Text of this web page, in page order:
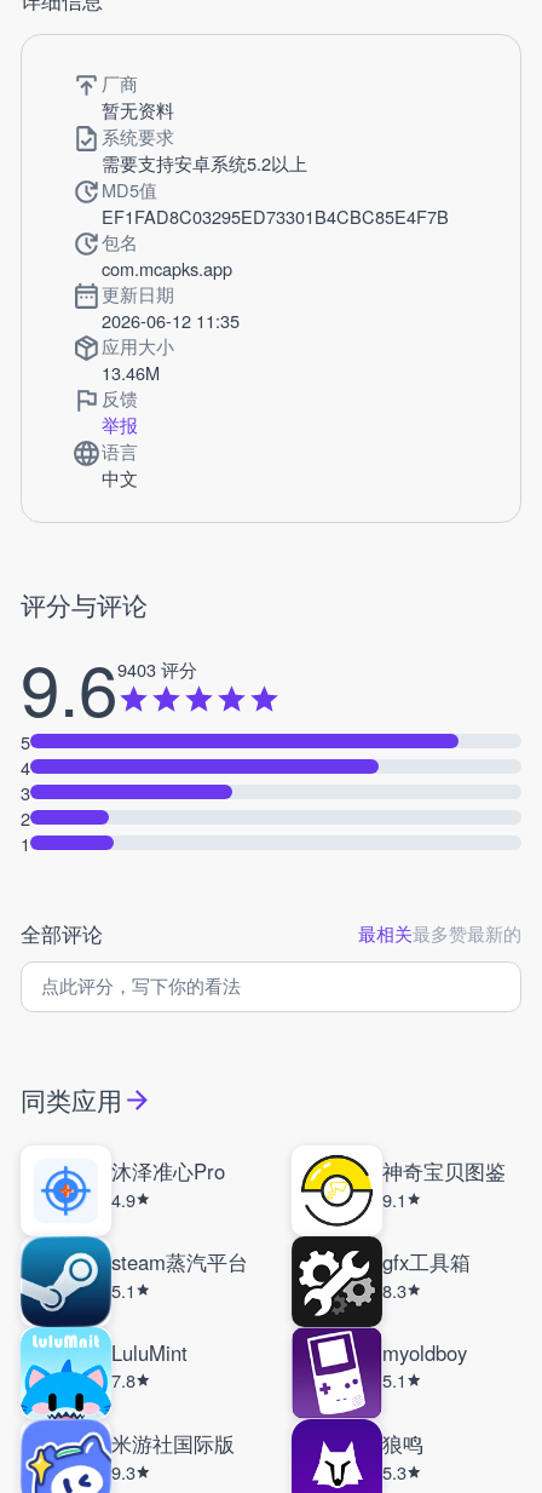
厂商
暂无资料
系统要求
需要支持安卓系统5.2以上
MD5值
EF1FAD8C03295ED73301B4CBC85E4F7B
包名
com.mcapks.app
更新日期
2026-06-12 11:35
应用大小
13.46M
反馈
举报
语言
中文
评分与评论
9.69403 评分
5
4
3
2
1
全部评论 最相关最多赞最新的
同类应用
沐泽准心Pro
4.9
神奇宝贝图鉴
9.1
steam蒸汽平台
5.1
gfx工具箱
8.3
LuluMint
7.8
myoldboy
5.1
米游社国际版
9.3
狼鸣
5.3